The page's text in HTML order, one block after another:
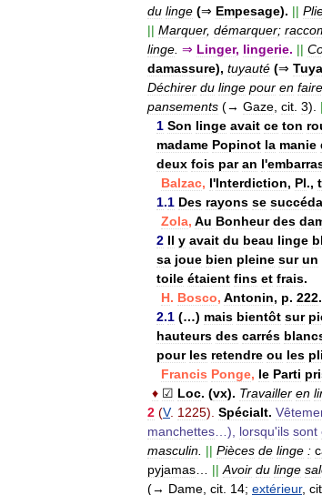
du linge (⇒ Empesage). ||
|| Marquer, démarquer;
linge ⇒ Linger, lingerie. ||
damassure), tuyauté (⇒
Déchirer du linge pour en faire
pansements (→ Gaze cit 3).
1 Son linge avait ce ton
madame Popinot la manie
deux fois par an l'
Balzac, l'Interdiction, Pl., t
1.1 Des rayons se
Zola, Au Bonheur des
2 Il y avait du beau linge
sa joue bien pleine sur un
toile étaient fins et frais.
H. Bosco, Antonin, p. 222.
2.1 (…) mais bientôt sur
hauteurs des carrés
pour les retendre ou les
Francis Ponge, le Parti
♦ ☑ Loc. (vx). Travailler en
2 (V. 1225). Spécialt.
manchettes …), lorsqu'ils sont
masculin || Pièces de linge :
pyjamas
|| Avoir du linge
(→ Dame cit 14; extérieur, cit